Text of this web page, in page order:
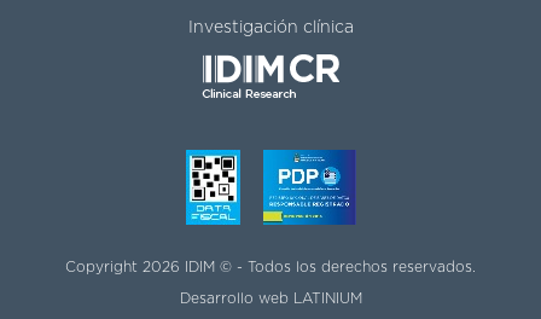
Investigación clínica
Copyright 2026 IDIM © - Todos los derechos reservados.
Desarrollo web LATINIUM